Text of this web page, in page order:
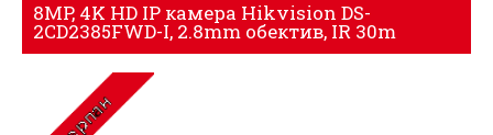
8MP, 4K HD IP камера Hikvision DS-
2CD2385FWD-I, 2.8mm обектив, IR 30m